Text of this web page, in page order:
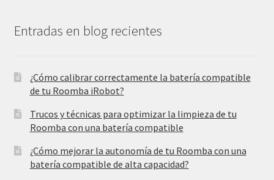
Entradas en blog recientes
¿Cómo calibrar correctamente la batería compatible
de tu Roomba iRobot?
Trucos y técnicas para optimizar la limpieza de tu
Roomba con una batería compatible
¿Cómo mejorar la autonomía de tu Roomba con una
batería compatible de alta capacidad?